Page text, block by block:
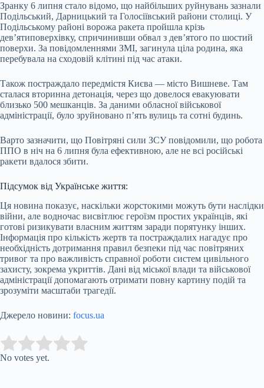
Зранку 6 липня стало відомо, що найбільших руйнувань зазнали
Подільський, Дарницький та Голосіївський райони столиці. У
Подільському районі ворожа ракета пройшла крізь
дев’ятиповерхівку, спричинивши обвал з дев’ятого по шостий
поверхи. За повідомленнями ЗМІ, загинула ціла родина, яка
перебувала на сходовій клітині під час атаки.
Також постраждало передмістя Києва — місто Вишневе. Там
сталася вторинна детонація, через що довелося евакуювати
близько 500 мешканців. За даними обласної військової
адміністрації, було зруйновано п’ять вулиць та сотні будинь.
Варто зазначити, що Повітряні сили ЗСУ повідомили, що робота
ППО в ніч на 6 липня була ефективною, але не всі російські
ракети вдалося збити.
Підсумок від Українське життя:
Ця новина показує, наскільки жорстокими можуть бути наслідки
війни, але водночас висвітлює героїзм простих українців, які
готові ризикувати власним життям заради порятунку інших.
Інформація про кількість жертв та постраждалих нагадує про
необхідність дотримання правил безпеки під час повітряних
тривог та про важливість справної роботи систем цивільного
захисту, зокрема укриттів. Дані від міської влади та військової
адміністрації допомагають отримати повну картину подій та
зрозуміти масштаби трагедії.
Джерело новини: focus.ua
Rate this item:
No votes yet.